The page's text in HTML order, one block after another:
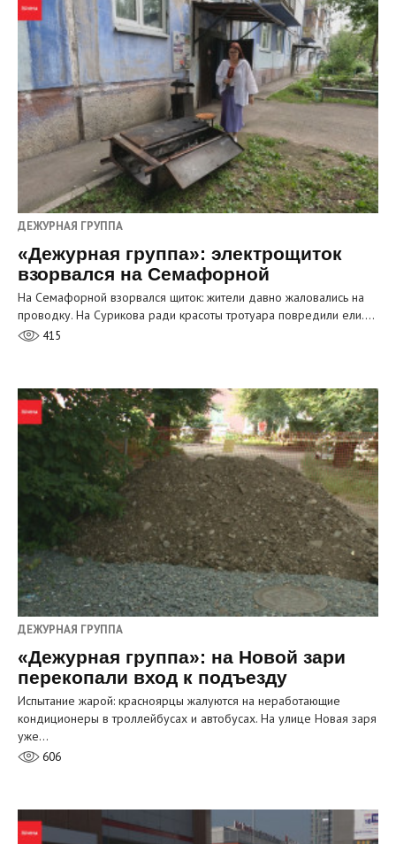
ДЕЖУРНАЯ ГРУППА
«Дежурная группа»: электрощиток
взорвался на Семафорной
На Семафорной взорвался щиток: жители давно жаловались на
проводку. На Сурикова ради красоты тротуара повредили ели.…
415
ДЕЖУРНАЯ ГРУППА
«Дежурная группа»: на Новой зари
перекопали вход к подъезду
Испытание жарой: красноярцы жалуются на неработающие
кондиционеры в троллейбусах и автобусах. На улице Новая заря
уже…
606